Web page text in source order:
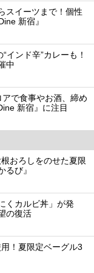
スイーツまで！個性
新宿』
インド辛”カレーも！
中
アで食事やお酒、締め
新宿』に注目
おろしをのせた夏限
るび』
くカルビ丼」が発
の復活
！夏限定ベーグル3